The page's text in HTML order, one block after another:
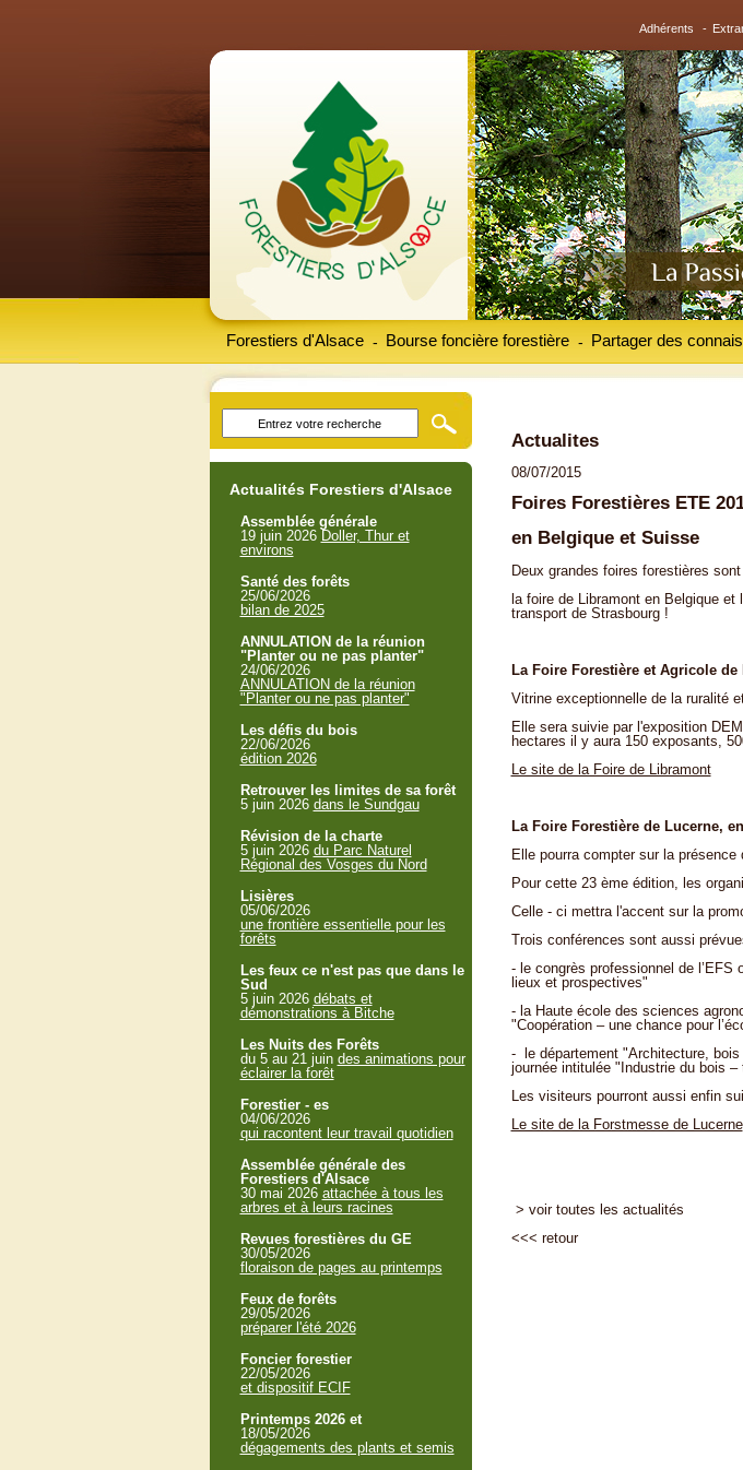
Adhérents -
Forestiers d'Alsace Bourse foncière forestière
- Partager des
-
Actualites
08/07/2015
Foires Forestières ETE
en Belgique et Suisse
Deux grandes foires forestières
la foire de Libramont en Belgique
transport de Strasbourg !
La Foire Forestière et Agricole
Vitrine exceptionnelle de la ruralité
Elle sera suivie par l'exposition
hectares il y aura 150 exposants,
Le site de la Foire de Libramont
La Foire Forestière de Lucerne,
Elle pourra compter sur la présence
Pour cette 23 ème édition, les
Celle - ci mettra l'accent sur la
Trois conférences sont aussi
- le congrès professionnel de
lieux et prospectives"
- la Haute école des sciences
"Coopération – une chance pour
- le département "Architecture,
journée intitulée "Industrie du bois
Les visiteurs pourront aussi enfin
Le site de la Forstmesse de Lucerne
> voir toutes les actualités
<<< retour
Actualités Forestiers d'Alsace
Assemblée générale
19 juin 2026 Doller, Thur et
environs
Santé des forêts
25/06/2026
bilan de 2025
ANNULATION de la réunion
"Planter ou ne pas planter"
24/06/2026
ANNULATION de la réunion
"Planter ou ne pas planter"
Les défis du bois
22/06/2026
édition 2026
Retrouver les limites de sa forêt
5 juin 2026 dans le Sundgau
Révision de la charte
5 juin 2026 du Parc Naturel
Régional des Vosges du Nord
Lisières
05/06/2026
une frontière essentielle pour les
forêts
Les feux ce n'est pas que dans le
Sud
5 juin 2026 débats et
démonstrations à Bitche
Les Nuits des Forêts
du 5 au 21 juin des animations pour
éclairer la forêt
Forestier - es
04/06/2026
qui racontent leur travail quotidien
Assemblée générale des
Forestiers d'Alsace
30 mai 2026 attachée à tous les
arbres et à leurs racines
Revues forestières du GE
30/05/2026
floraison de pages au printemps
Feux de forêts
29/05/2026
préparer l'été 2026
Foncier forestier
22/05/2026
et dispositif ECIF
Printemps 2026 et
18/05/2026
dégagements des plants et semis